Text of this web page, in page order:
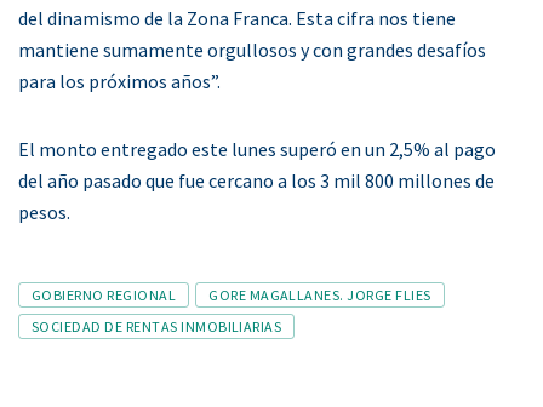
del dinamismo de la Zona Franca. Esta cifra nos tiene
mantiene sumamente orgullosos y con grandes desafíos
para los próximos años”.
El monto entregado este lunes superó en un 2,5% al pago
del año pasado que fue cercano a los 3 mil 800 millones de
pesos.
Tags
GOBIERNO REGIONAL
GORE MAGALLANES. JORGE FLIES
SOCIEDAD DE RENTAS INMOBILIARIAS